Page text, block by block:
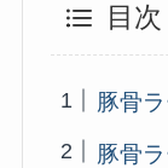
目次
豚骨
豚骨